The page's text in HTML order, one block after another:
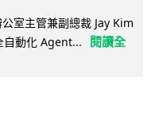
室主管兼副總裁 Jay Kim
自動化 Agent...
閱讀全